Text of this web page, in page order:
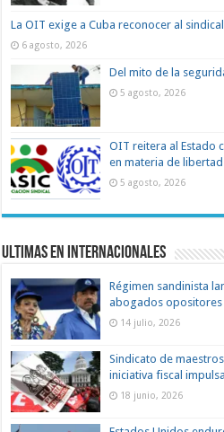
La OIT exige a Cuba reconocer al
6 agosto, 2026
Del mito de la
5 agosto, 2026
OIT reitera al Estado
en materia de
5 agosto, 2026
Ultimas en Internacionales
Régimen sandinista
abogados opositores
14 julio, 2026
Sindicato de
iniciativa fiscal
18 junio, 2026